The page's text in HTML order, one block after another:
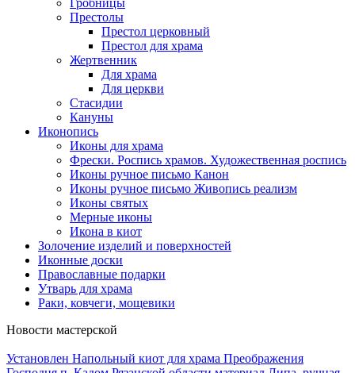
Гробницы
Престолы
Престол церковный
Престол для храма
Жертвенник
Для храма
Для церкви
Стасидии
Кануны
Иконопись
Иконы для храма
Фрески. Роспись храмов. Художественная роспись
Иконы ручное письмо Канон
Иконы ручное письмо Живопись реализм
Иконы святых
Мерные иконы
Икона в киот
Золочение изделий и поверхностей
Иконные доски
Православные подарки
Утварь для храма
Раки, ковчеги, мощевики
Новости мастерской
Установлен Напольный киот для храма Преображения